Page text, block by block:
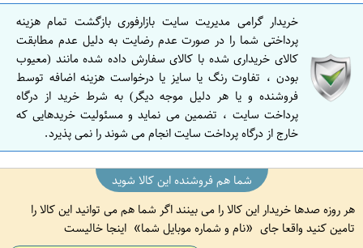
ن
ا
ص
ف
ه
ا
ن
خریدار گرامی مدیریت سایت بازارفوری بازگشت تمام هزینه
پرداختی شما را در صورت عدم رضایت به دلیل عدم مطابقت
کالای خریداری شده با کالای سفارش داده شده مانند (معیوب
بودن ، تفاوت رنگ یا سایز یا درخواست هزینه اضافه توسط
فروشنده و یا هر دلیل موجه دیگر) به شرط خرید از درگاه
پرداخت سایت ، تضمین می نماید و مسئولیت خریدهایی که
خارج از درگاه پرداخت سایت انجام می شوند را نمی پذیرد.
شما هم فروشنده این کالا شوید
هر روزه صدها خریدار این کالا را می بینند اگر شما هم می توانید این کالا را
تامین کنید واقعا جای
نام و شماره موبایل شما اینجا خالیست